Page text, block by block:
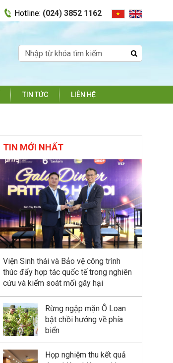
Hotline: (024) 3852 1162
TIN TỨC LIÊN HỆ
TIN MỚI NHẤT
Viện Sinh thái và Bảo vệ công trình
thúc đẩy hợp tác quốc tế trong nghiên
cứu và kiểm soát mối gây hại
Rừng ngập mặn Ô Loan
bật chồi hướng về phía
biển
Họp nghiệm thu kết quả